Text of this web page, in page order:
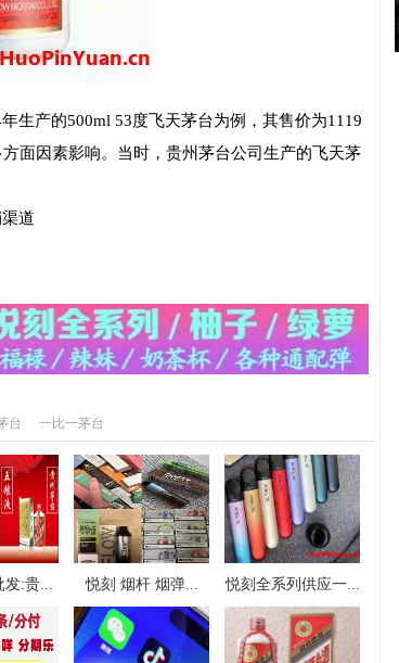
生产的500ml 53度飞天茅台为例，其售价为1119
面因素影响。当时，贵州茅台公司生产的飞天茅
道
台 一比一茅台
发:贵... 悦刻 烟杆 烟弹... 悦刻全系列供应一...